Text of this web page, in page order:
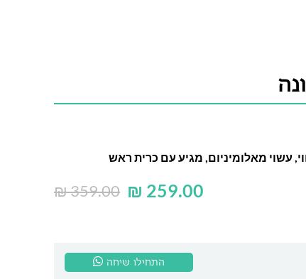
עשוי מאלומיניום, מגיע עם כרית ראש
₪359.00 ₪ 259.00
התחילו שיחה